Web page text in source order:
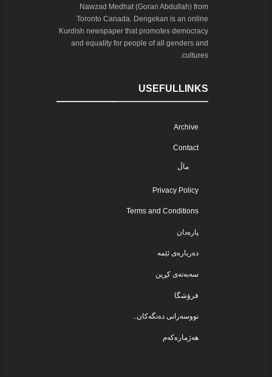
Nawzad Medhat (Goran Abdullah) from
Toronto Canada. Dengekan is an online
Kurdish newspaper that promotes democracy
and equality for people of all genders and
cultures.
USEFULLINKS
Archive
Contact
ماڵ
Privacy Policy
Terms and Conditions
پارەدان
دەربارەی ئێمە
سەبەتەی کڕین
فرۆشگا
نووسەرانی دەنگەکان..
هەژمارەکەم